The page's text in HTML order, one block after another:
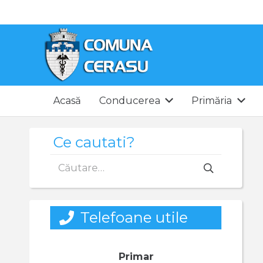
Acasă Conducerea Primăria
Ce cautati?
după:
Telefoane utile
Primar